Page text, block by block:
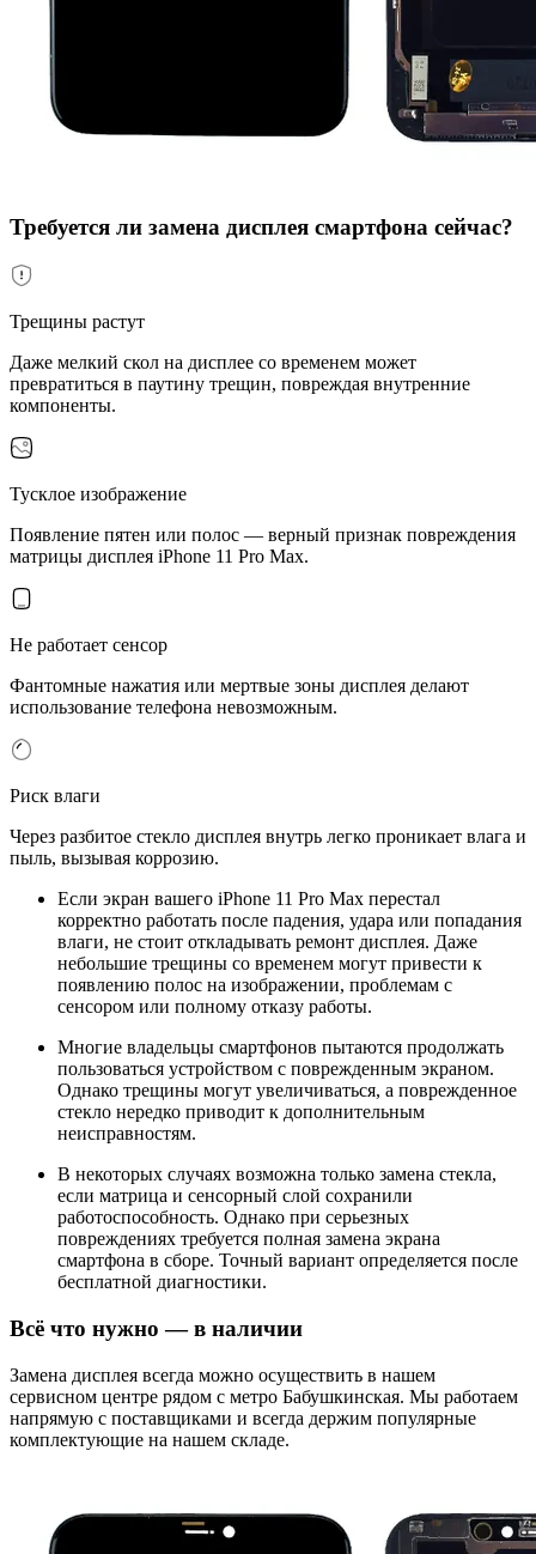
Требуется ли замена дисплея смартфона сейчас?
Трещины растут
Даже мелкий скол на дисплее со временем может
превратиться в паутину трещин, повреждая внутренние
компоненты.
Тусклое изображение
Появление пятен или полос — верный признак повреждения
матрицы дисплея iPhone 11 Pro Max.
Не работает сенсор
Фантомные нажатия или мертвые зоны дисплея делают
использование телефона невозможным.
Риск влаги
Через разбитое стекло дисплея внутрь легко проникает влага и
пыль, вызывая коррозию.
Если экран вашего iPhone 11 Pro Max перестал
корректно работать после падения, удара или попадания
влаги, не стоит откладывать ремонт дисплея. Даже
небольшие трещины со временем могут привести к
появлению полос на изображении, проблемам с
сенсором или полному отказу работы.
Многие владельцы смартфонов пытаются продолжать
пользоваться устройством с поврежденным экраном.
Однако трещины могут увеличиваться, а поврежденное
стекло нередко приводит к дополнительным
неисправностям.
В некоторых случаях возможна только замена стекла,
если матрица и сенсорный слой сохранили
работоспособность. Однако при серьезных
повреждениях требуется полная замена экрана
смартфона в сборе. Точный вариант определяется после
бесплатной диагностики.
Всё что нужно — в наличии
Замена дисплея всегда можно осуществить в нашем
сервисном центре рядом с метро Бабушкинская. Мы работаем
напрямую с поставщиками и всегда держим популярные
комплектующие на нашем складе.